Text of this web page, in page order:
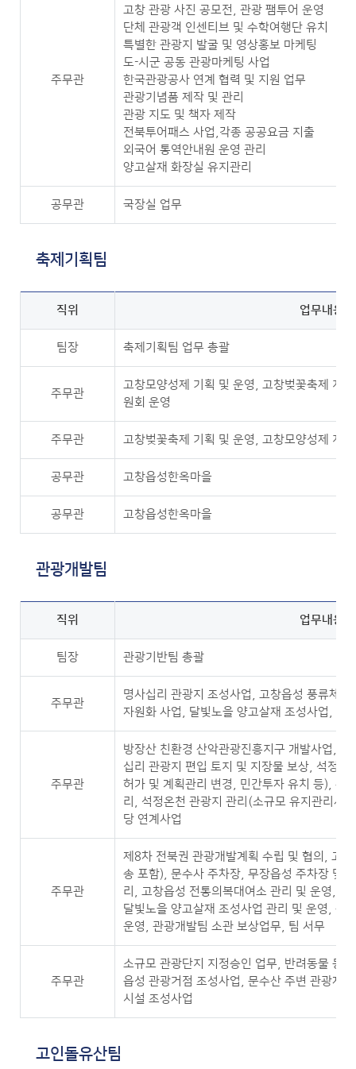
주무관
고창 관광 사진 공모전, 관광 팸투어 운영
단체 관광객 인센티브 및 수학여행단 유치
특별한 관광지 발굴 및 영상홍보 마케팅
도-시군 공동 관광마케팅 사업
한국관광공사 연계 협력 및 지원 업무
관광기념품 제작 및 관리
관광 지도 및 책자 제작
전북투어패스 사업,각종 공공요금 지출
외국어 통역안내원 운영 관리
양고살재 화장실 유지관리
공무관 국장실 업무
축제기획팀
직위 업무내용
팀장 축제기획팀 업무 총괄
주무관
고창모양성제 기획 및 운영, 고창벚꽃축제 지
원회 운영
주무관 고창벚꽃축제 기획 및 운영, 고창모양성제 지
공무관 고창읍성한옥마을
공무관 고창읍성한옥마을
관광개발팀
직위 업무내용
팀장 관광기반팀 총괄
주무관
명사십리 관광지 조성사업, 고창읍성 풍류체
자원화 사업, 달빛노을 양고살재 조성사업, 민
주무관
방장산 친환경 산악관광진흥지구 개발사업,
십리 관광지 편입 토지 및 지장물 보상, 석정온
허가 및 계획관리 변경, 민간투자 유치 등), 온
리, 석정온천 관광지 관리(소규모 유지관리사
당 연계사업
주무관
제8차 전북권 관광개발계획 수립 및 협의, 고
송 포함), 문수사 주차장, 무장읍성 주차장 및
리, 고창읍성 전통의복대여소 관리 및 운영,
달빛노을 양고살재 조성사업 관리 및 운영, 문
운영, 관광개발팀 소관 보상업무, 팀 서무
주무관
소규모 관광단지 지정승인 업무, 반려동물 동
읍성 관광거점 조성사업, 문수산 주변 관광자
시설 조성사업
고인돌유산팀